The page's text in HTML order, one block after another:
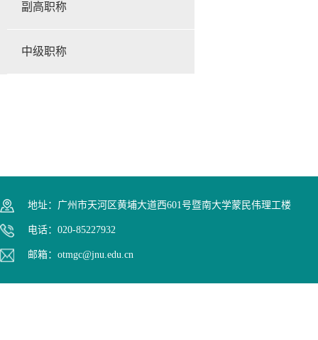
副高职称
中级职称
地址：广州市天河区黄埔大道西601号暨南大学蒙民伟理工楼
电话：020-85227932
邮箱：otmgc@jnu.edu.cn